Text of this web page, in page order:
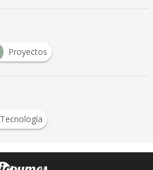
Proyectos
Tecnología